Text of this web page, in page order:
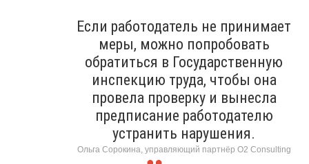
Если работодатель не принимает
меры, можно попробовать
обратиться в Государственную
инспекцию труда, чтобы она
провела проверку и вынесла
предписание работодателю
устранить нарушения.
Ольга Сорокина, управляющий партнёр О2 Consulting